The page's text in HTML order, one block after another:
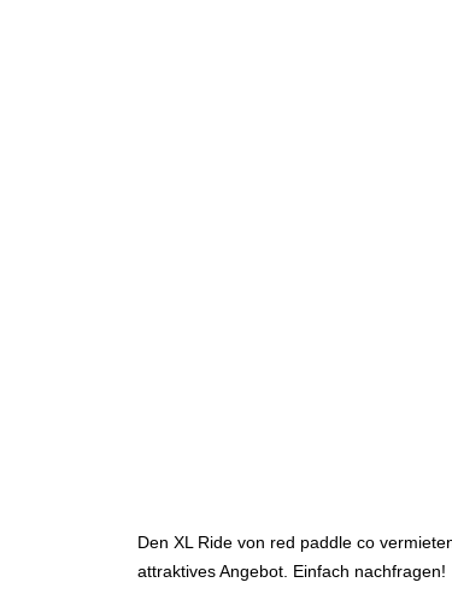
Den XL Ride von red paddle co
attraktives Angebot. Einfach nachfragen!